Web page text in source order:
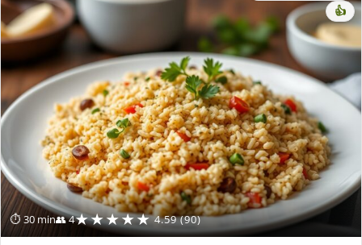
⏱ 30 min👥 4★★★★★ 4.59 (90)
👍